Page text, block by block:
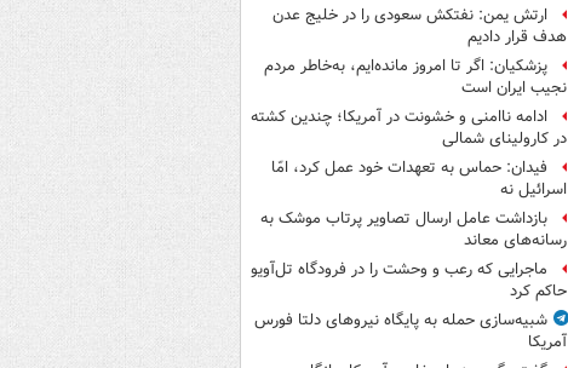
ارتش یمن: نفتکش سعودی را در خلیج عدن
هدف قرار دادیم
پزشکیان: اگر تا امروز مانده‌ایم، به‌خاطر مردم
نجیب ایران است
ادامه ناامنی و خشونت در آمریکا؛ چندین کشته
در کارولینای شمالی
فیدان: حماس به تعهدات خود عمل کرد، امّا
اسرائیل نه
بازداشت عامل ارسال تصاویر پرتاب موشک به
رسانه‌های معاند
ماجرایی که رعب و وحشت را در فرودگاه تل‌آویو
حاکم کرد
شبیه‌سازی حمله به پایگاه نیروهای دلتا فورس
آمریکا